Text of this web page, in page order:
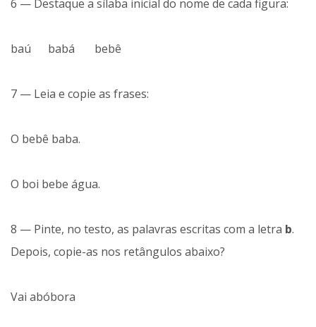
6 — Destaque a sílaba inicial do nome de cada figura:
baú babá bebê
7 — Leia e copie as frases:
O bebê baba.
O boi bebe água.
8 — Pinte, no testo, as palavras escritas com a letra b.
Depois, copie-as nos retângulos abaixo?
Vai abóbora